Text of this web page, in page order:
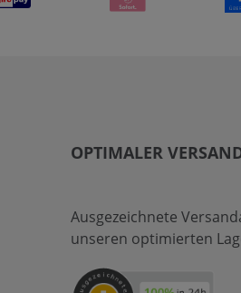
OPTIMALER
Ausgezeichnete
unseren optimierten